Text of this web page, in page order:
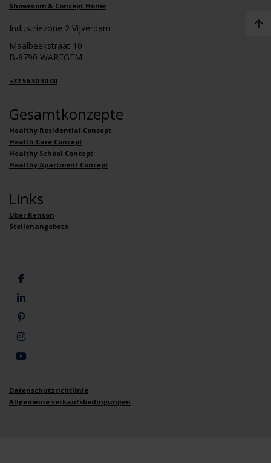
Showroom & Concept Home
Industriezone 2 Vijverdam
Maalbeekstraat 10
B-8790 WAREGEM
+32 56 30 30 00
Gesamtkonzepte
Healthy Residential Concept
Health Care Concept
Healthy School Concept
Healthy Apartment Concept
Links
Über Renson
Stellenangebote
Datenschutzrichtlinie
Allgemeine verkaufsbedingungen